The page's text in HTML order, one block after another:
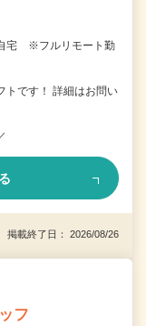
宅 ※フルリモート勤
トです！ 詳細はお問い
載終了日： 2026/08/26
フ